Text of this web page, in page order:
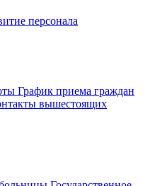
персонала
График приема граждан
вышестоящих